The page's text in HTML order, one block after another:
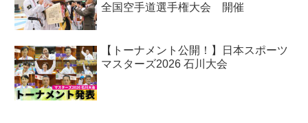
全国空手道選手権大会 開催
【トーナメント公開！】日本スポーツ
マスターズ2026 石川大会